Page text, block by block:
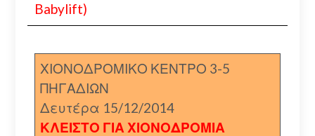
Babylift)
ΧΙΟΝΟΔΡΟΜΙΚΟ ΚΕΝΤΡΟ 3-5
ΠΗΓΑΔΙΩΝ
Δευτέρα 15/12/2014
ΚΛΕΙΣΤΟ ΓΙΑ ΧΙΟΝΟΔΡΟΜΙΑ